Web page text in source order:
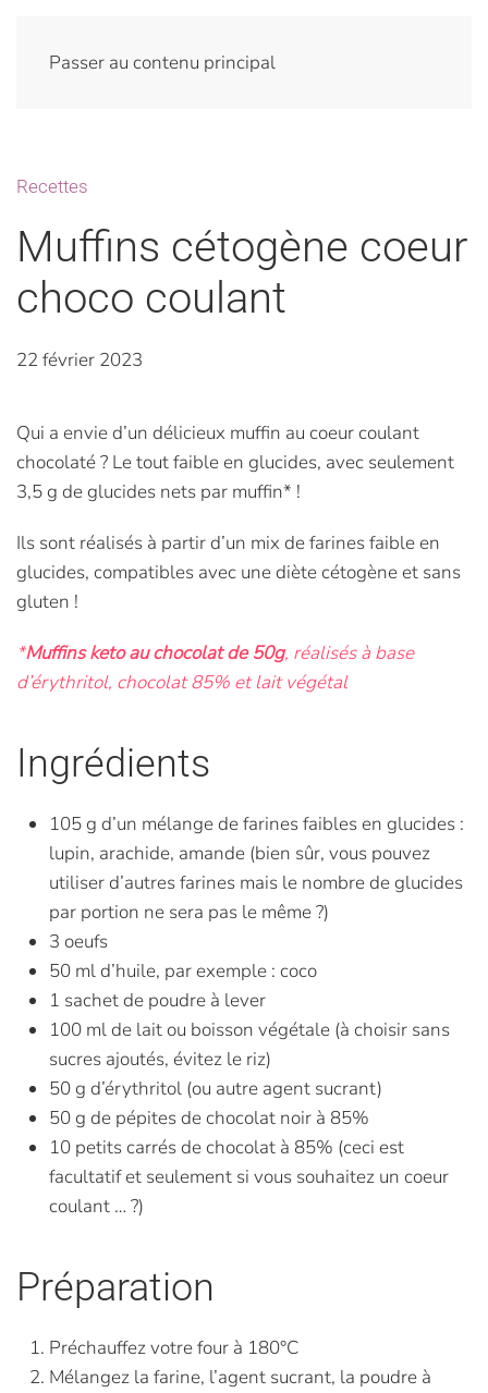
Passer au contenu principal
Recettes
Muffins cétogène coeur
choco coulant
22 février 2023
Qui a envie d’un délicieux muffin au coeur coulant
chocolaté ? Le tout faible en glucides, avec seulement
3,5 g de glucides nets par muffin* !
Ils sont réalisés à partir d’un mix de farines faible en
glucides, compatibles avec une diète cétogène et sans
gluten !
*Muffins keto au chocolat de 50g, réalisés à base
d’érythritol, chocolat 85% et lait végétal
Ingrédients
105 g d’un mélange de farines faibles en glucides :
lupin, arachide, amande (bien sûr, vous pouvez
utiliser d’autres farines mais le nombre de glucides
par portion ne sera pas le même ?)
3 oeufs
50 ml d’huile, par exemple : coco
1 sachet de poudre à lever
100 ml de lait ou boisson végétale (à choisir sans
sucres ajoutés, évitez le riz)
50 g d’érythritol (ou autre agent sucrant)
50 g de pépites de chocolat noir à 85%
10 petits carrés de chocolat à 85% (ceci est
facultatif et seulement si vous souhaitez un coeur
coulant … ?)
Préparation
Préchauffez votre four à 180°C
Mélangez la farine, l’agent sucrant, la poudre à